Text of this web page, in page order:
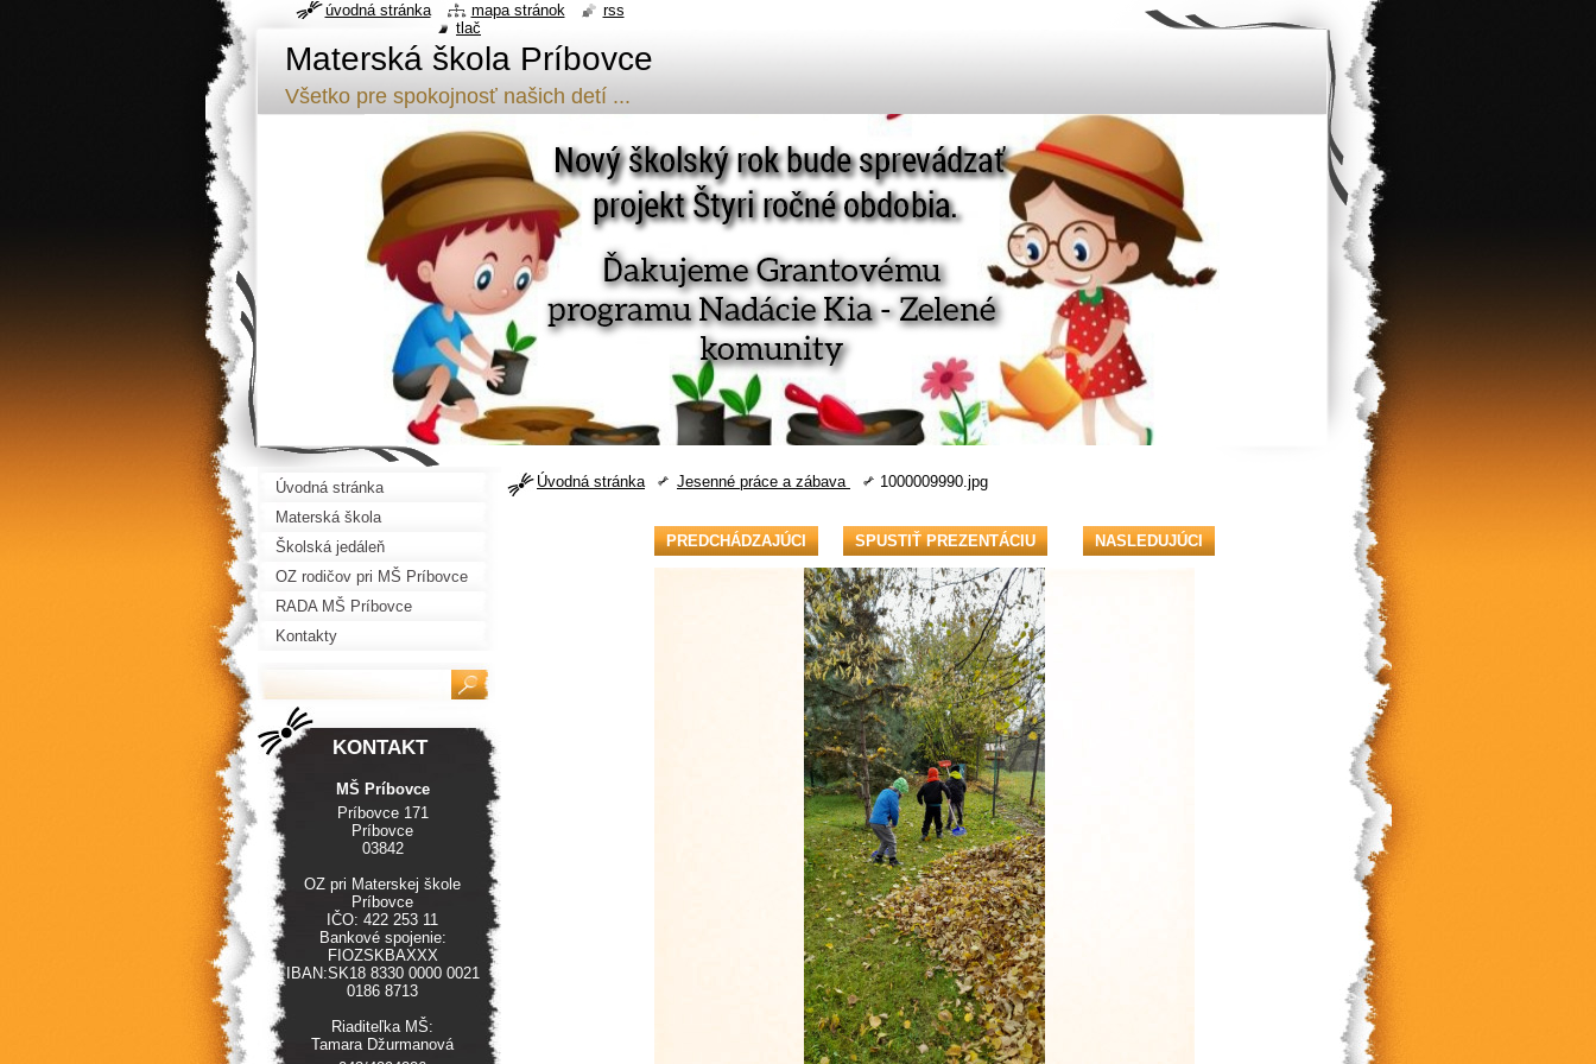
Materská škola Príbovce
Všetko pre spokojnosť našich detí ...
Úvodná stránka Jesenné práce a zábava 1000009990.jpg
PREDCHÁDZAJÚCI SPUSTIŤ PREZENTÁCIU NASLEDUJÚCI
Úvodná stránka
Materská škola
Školská jedáleň
OZ rodičov pri MŠ Príbovce
RADA MŠ Príbovce
Kontakty
KONTAKT
MŠ Príbovce
Príbovce 171
Príbovce
03842
OZ pri Materskej škole
Príbovce
IČO: 422 253 11
Bankové spojenie:
FIOZSKBAXXX
IBAN:SK18 8330 0000 0021
0186 8713
Riaditeľka MŠ:
Tamara Džurmanová
úvodná stránka mapa stránok
rss
tlač